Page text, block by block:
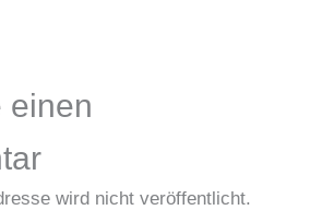
einen
wird nicht veröffentlicht.